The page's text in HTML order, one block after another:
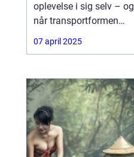
oplevelse i sig selv – og
når transportformen
samtidig er både
komfortabel, bæredygtig
ikke meget bedre.
07 april 2025